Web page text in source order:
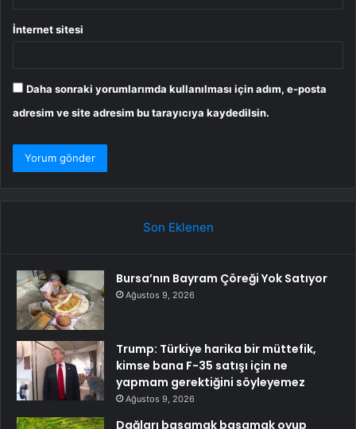
İnternet sitesi
Daha sonraki yorumlarımda kullanılması için adım, e-posta
adresim ve site adresim bu tarayıcıya kaydedilsin.
Son Eklenen
Bursa’nın Bayram Çöreği Yok Satıyor
Ağustos 9, 2026
Trump: Türkiye harika bir müttefik,
kimse bana F-35 satışı için ne
yapmam gerektiğini söyleyemez
Ağustos 9, 2026
Dağları basamak basamak oyup